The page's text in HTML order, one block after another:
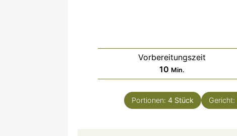
Vorbereitungszeit
10 Minuten
Min.
Portionen:4 Stück Gericht: